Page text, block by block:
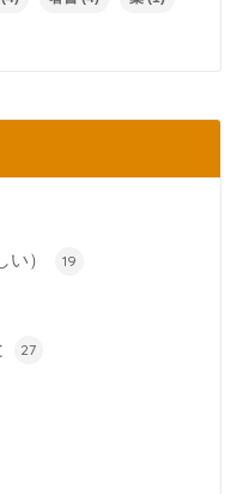
い） 19
27